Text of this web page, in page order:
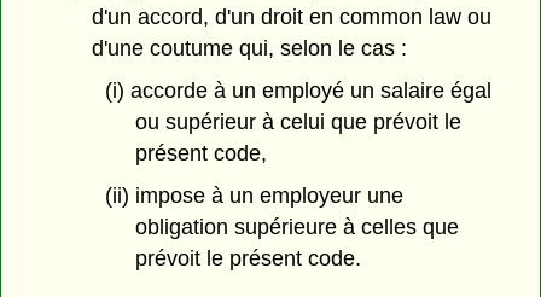
d'un accord, d'un droit en common law ou
d'une coutume qui, selon le cas :
(i) accorde à un employé un salaire égal
ou supérieur à celui que prévoit le
présent code,
(ii) impose à un employeur une
obligation supérieure à celles que
prévoit le présent code.